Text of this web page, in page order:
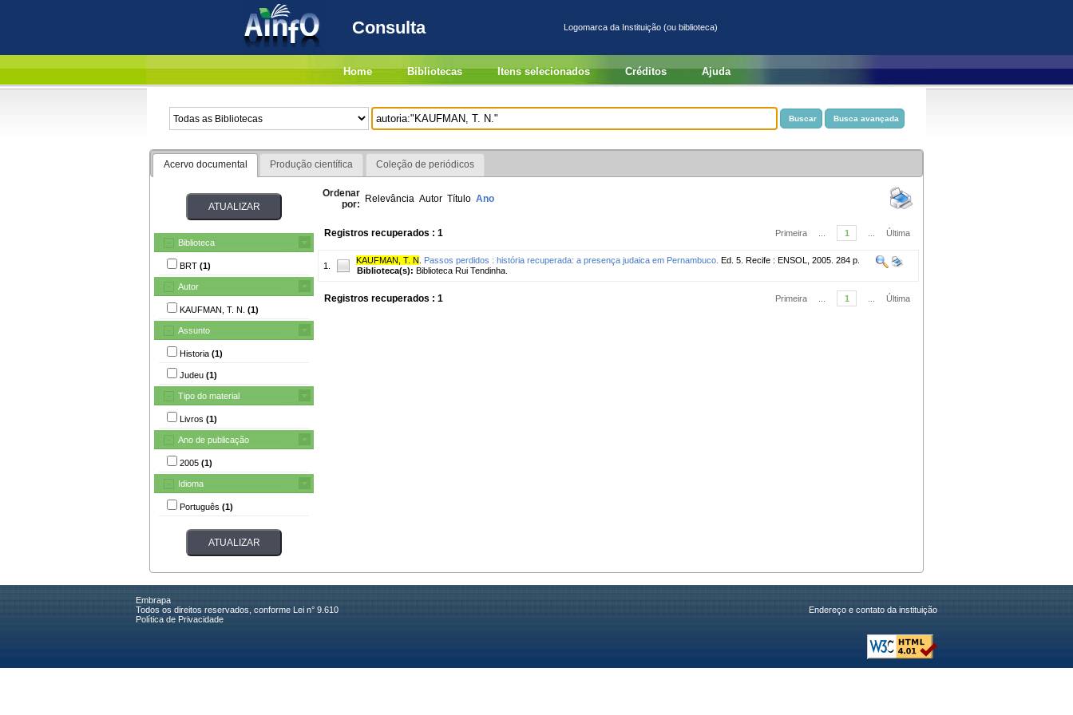
Consulta Logomarca da Instituição (ou biblioteca)
Home Bibliotecas Itens selecionados Créditos Ajuda
Acervo documental Produção científica Coleção de periódicos
Biblioteca
BRT (1)
Autor
KAUFMAN, T. N. (1)
Assunto
Historia (1)
Judeu (1)
Tipo do material
Livros (1)
Ano de publicação
2005 (1)
Idioma
Português (1)
Ordenar
por: Relevância Autor Título Ano
Registros recuperados : 1 Primeira 1 Última
1.
KAUFMAN, T. N Passos perdidos : história recuperada: a presença judaica em Pernambuco. Ed. 5. Recife : ENSOL, 2005. 284 p.
Biblioteca(s): Biblioteca Rui Tendinha.
Registros recuperados : 1 Primeira 1 Última
Embrapa
Todos os direitos reservados, conforme Lei n° 9.610
Política de Privacidade
Endereço e contato da instituição